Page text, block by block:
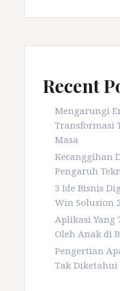
Recent
Mengarungi
Transformasi
Masa
Kecanggihan
Pengaruh
3 Ide Bisnis
Win Solusion
Aplikasi Yang
Oleh Anak di
Pengertian
Tak Diketahui